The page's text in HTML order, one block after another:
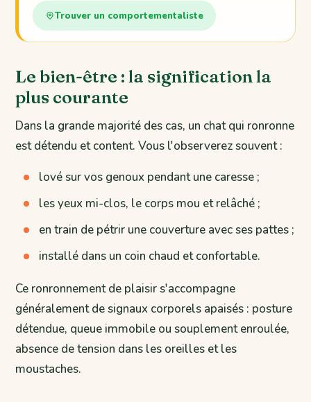
Trouver un comportementaliste
Le bien-être : la signification la
plus courante
Dans la grande majorité des cas, un chat qui ronronne
est détendu et content. Vous l'observerez souvent :
lové sur vos genoux pendant une caresse ;
les yeux mi-clos, le corps mou et relâché ;
en train de pétrir une couverture avec ses pattes ;
installé dans un coin chaud et confortable.
Ce ronronnement de plaisir s'accompagne
généralement de signaux corporels apaisés : posture
détendue, queue immobile ou souplement enroulée,
absence de tension dans les oreilles et les
moustaches.